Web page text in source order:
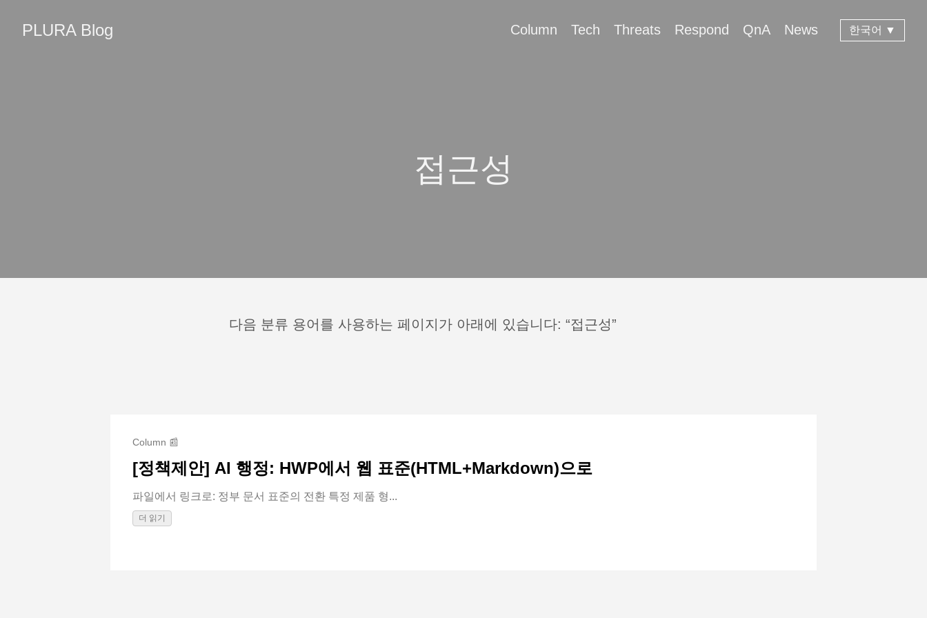
PLURA Blog Column Tech Threats Respond QnA News 한국어 ▼
접근성
다음 분류 용어를 사용하는 페이지가 아래에 있습니다: “접근성”
Column 📰
[정책제안] AI 행정: HWP에서 웹 표준(HTML+Markdown)으로
파일에서 링크로: 정부 문서 표준의 전환 특정 제품 형...
더 읽기